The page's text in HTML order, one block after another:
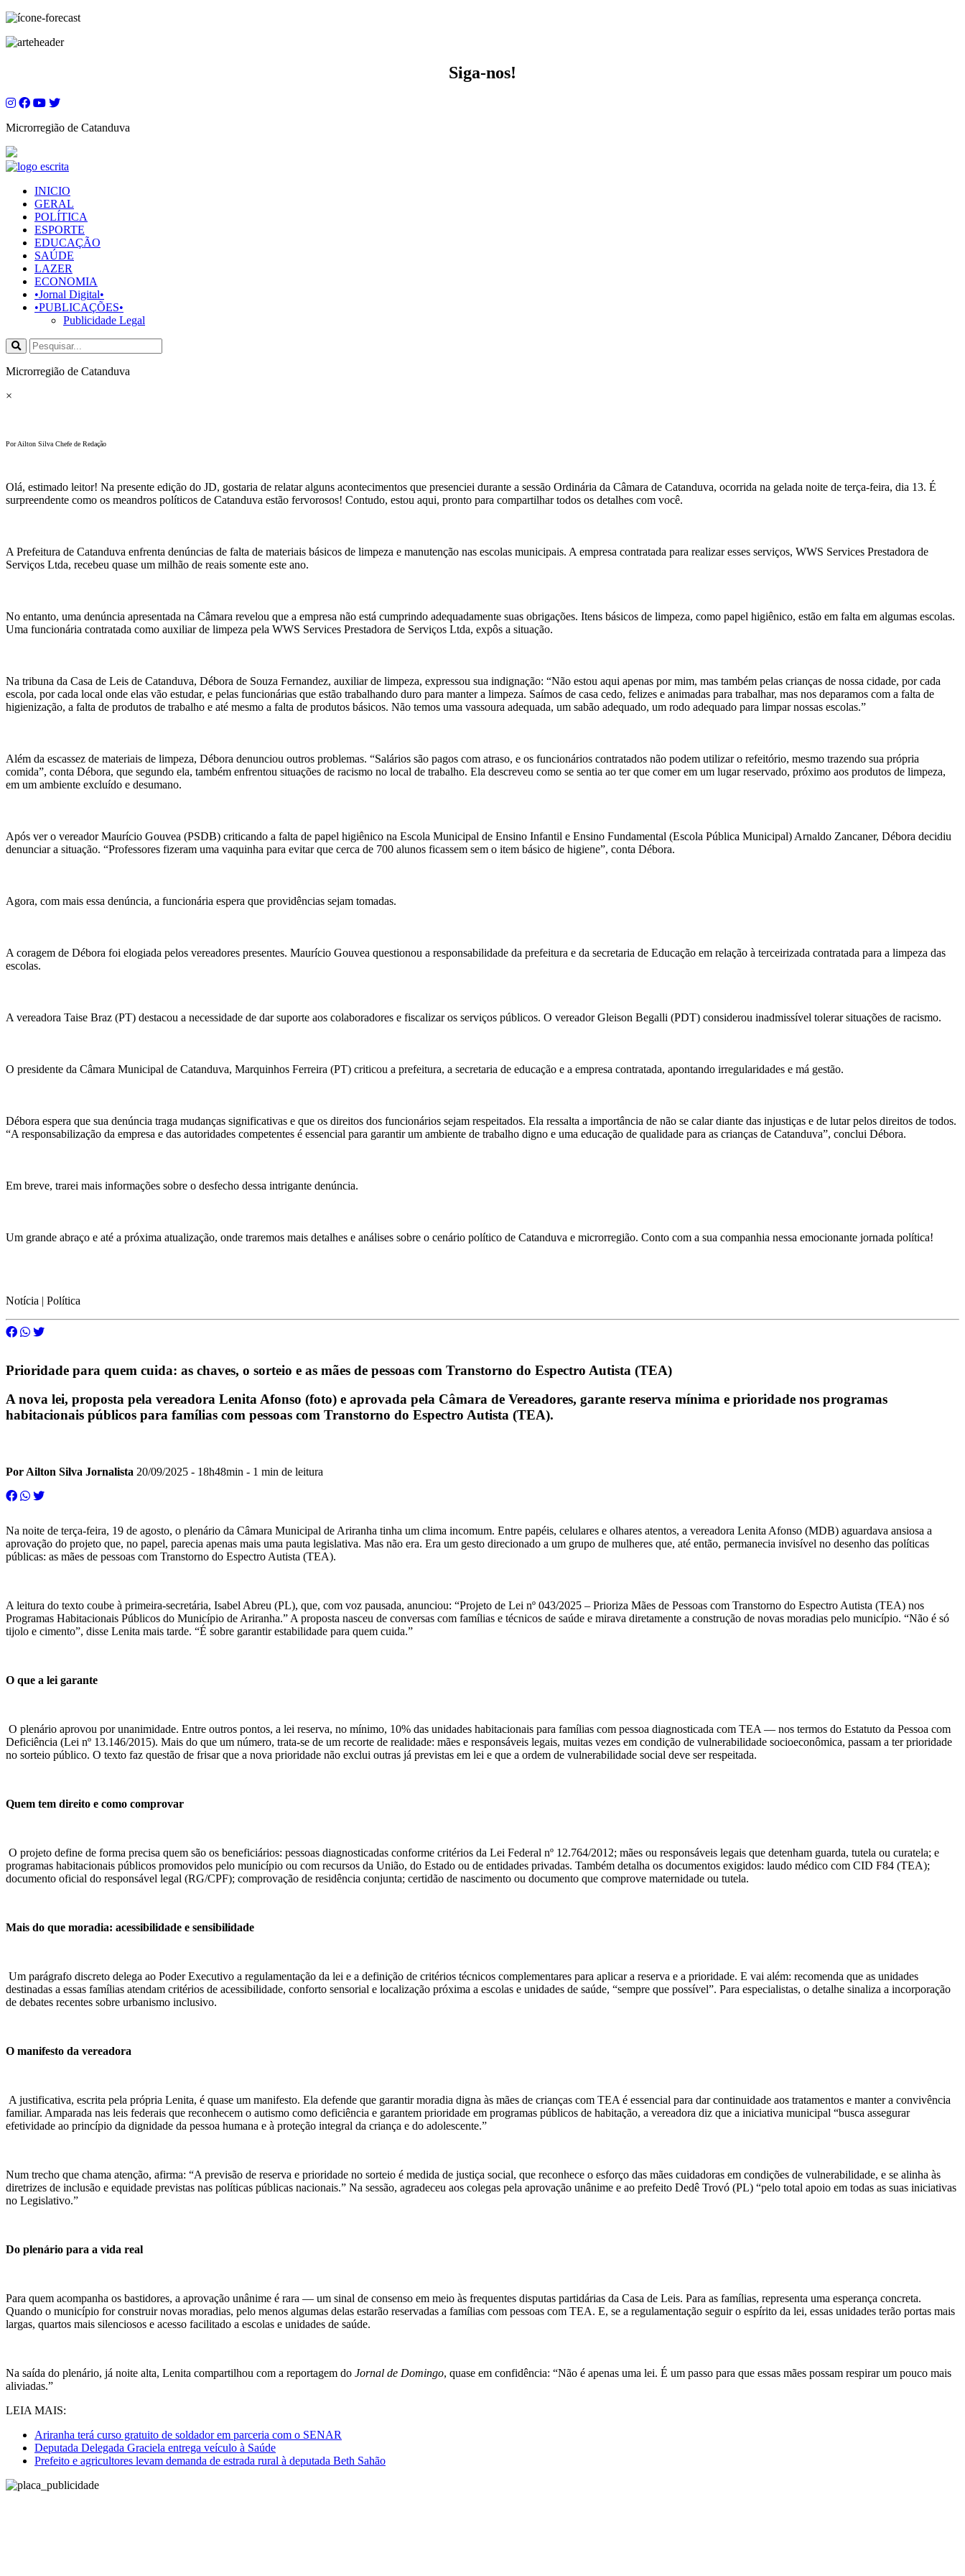
Siga-nos!
Microrregião de Catanduva
INICIO
GERAL
POLÍTICA
ESPORTE
EDUCAÇÃO
SAÚDE
LAZER
ECONOMIA
•Jornal Digital•
•PUBLICAÇÕES•
Publicidade Legal
Microrregião de Catanduva
×
Por Ailton Silva Chefe de Redação
Olá, estimado leitor! Na presente edição do JD, gostaria de relatar alguns acontecimentos que presenciei durante a sessão Ordinária da Câmara de Catanduva, ocorrida na gelada noite de terça-feira, dia 13. É
surpreendente como os meandros políticos de Catanduva estão fervorosos! Contudo, estou aqui, pronto para compartilhar todos os detalhes com você.
A Prefeitura de Catanduva enfrenta denúncias de falta de materiais básicos de limpeza e manutenção nas escolas municipais. A empresa contratada para realizar esses serviços, WWS Services Prestadora de
Serviços Ltda, recebeu quase um milhão de reais somente este ano.
No entanto, uma denúncia apresentada na Câmara revelou que a empresa não está cumprindo adequadamente suas obrigações. Itens básicos de limpeza, como papel higiênico, estão em falta em algumas escolas.
Uma funcionária contratada como auxiliar de limpeza pela WWS Services Prestadora de Serviços Ltda, expôs a situação.
Na tribuna da Casa de Leis de Catanduva, Débora de Souza Fernandez, auxiliar de limpeza, expressou sua indignação: “Não estou aqui apenas por mim, mas também pelas crianças de nossa cidade, por cada
escola, por cada local onde elas vão estudar, e pelas funcionárias que estão trabalhando duro para manter a limpeza. Saímos de casa cedo, felizes e animadas para trabalhar, mas nos deparamos com a falta de
higienização, a falta de produtos de trabalho e até mesmo a falta de produtos básicos. Não temos uma vassoura adequada, um sabão adequado, um rodo adequado para limpar nossas escolas.”
Além da escassez de materiais de limpeza, Débora denunciou outros problemas. “Salários são pagos com atraso, e os funcionários contratados não podem utilizar o refeitório, mesmo trazendo sua própria
comida”, conta Débora, que segundo ela, também enfrentou situações de racismo no local de trabalho. Ela descreveu como se sentia ao ter que comer em um lugar reservado, próximo aos produtos de limpeza,
em um ambiente excluído e desumano.
Após ver o vereador Maurício Gouvea (PSDB) criticando a falta de papel higiênico na Escola Municipal de Ensino Infantil e Ensino Fundamental (Escola Pública Municipal) Arnaldo Zancaner, Débora decidiu
denunciar a situação. “Professores fizeram uma vaquinha para evitar que cerca de 700 alunos ficassem sem o item básico de higiene”, conta Débora.
Agora, com mais essa denúncia, a funcionária espera que providências sejam tomadas.
A coragem de Débora foi elogiada pelos vereadores presentes. Maurício Gouvea questionou a responsabilidade da prefeitura e da secretaria de Educação em relação à terceirizada contratada para a limpeza das
escolas.
A vereadora Taise Braz (PT) destacou a necessidade de dar suporte aos colaboradores e fiscalizar os serviços públicos. O vereador Gleison Begalli (PDT) considerou inadmissível tolerar situações de racismo.
O presidente da Câmara Municipal de Catanduva, Marquinhos Ferreira (PT) criticou a prefeitura, a secretaria de educação e a empresa contratada, apontando irregularidades e má gestão.
Débora espera que sua denúncia traga mudanças significativas e que os direitos dos funcionários sejam respeitados. Ela ressalta a importância de não se calar diante das injustiças e de lutar pelos direitos de todos.
“A responsabilização da empresa e das autoridades competentes é essencial para garantir um ambiente de trabalho digno e uma educação de qualidade para as crianças de Catanduva”, conclui Débora.
Em breve, trarei mais informações sobre o desfecho dessa intrigante denúncia.
Um grande abraço e até a próxima atualização, onde traremos mais detalhes e análises sobre o cenário político de Catanduva e microrregião. Conto com a sua companhia nessa emocionante jornada política!
Notícia | Política
Prioridade para quem cuida: as chaves, o sorteio e as mães de pessoas com Transtorno do Espectro Autista (TEA)
A nova lei, proposta pela vereadora Lenita Afonso (foto) e aprovada pela Câmara de Vereadores, garante reserva mínima e prioridade nos programas
habitacionais públicos para famílias com pessoas com Transtorno do Espectro Autista (TEA).
Por Ailton Silva Jornalista 20/09/2025 - 18h48min - 1 min de leitura
Na noite de terça-feira, 19 de agosto, o plenário da Câmara Municipal de Ariranha tinha um clima incomum. Entre papéis, celulares e olhares atentos, a vereadora Lenita Afonso (MDB) aguardava ansiosa a
aprovação do projeto que, no papel, parecia apenas mais uma pauta legislativa. Mas não era. Era um gesto direcionado a um grupo de mulheres que, até então, permanecia invisível no desenho das políticas
públicas: as mães de pessoas com Transtorno do Espectro Autista (TEA).
A leitura do texto coube à primeira-secretária, Isabel Abreu (PL), que, com voz pausada, anunciou: “Projeto de Lei nº 043/2025 – Prioriza Mães de Pessoas com Transtorno do Espectro Autista (TEA) nos
Programas Habitacionais Públicos do Município de Ariranha.” A proposta nasceu de conversas com famílias e técnicos de saúde e mirava diretamente a construção de novas moradias pelo município. “Não é só
tijolo e cimento”, disse Lenita mais tarde. “É sobre garantir estabilidade para quem cuida.”
O que a lei garante
O plenário aprovou por unanimidade. Entre outros pontos, a lei reserva, no mínimo, 10% das unidades habitacionais para famílias com pessoa diagnosticada com TEA — nos termos do Estatuto da Pessoa com
Deficiência (Lei nº 13.146/2015). Mais do que um número, trata-se de um recorte de realidade: mães e responsáveis legais, muitas vezes em condição de vulnerabilidade socioeconômica, passam a ter prioridade
no sorteio público. O texto faz questão de frisar que a nova prioridade não exclui outras já previstas em lei e que a ordem de vulnerabilidade social deve ser respeitada.
Quem tem direito e como comprovar
O projeto define de forma precisa quem são os beneficiários: pessoas diagnosticadas conforme critérios da Lei Federal nº 12.764/2012; mães ou responsáveis legais que detenham guarda, tutela ou curatela; e
programas habitacionais públicos promovidos pelo município ou com recursos da União, do Estado ou de entidades privadas. Também detalha os documentos exigidos: laudo médico com CID F84 (TEA);
documento oficial do responsável legal (RG/CPF); comprovação de residência conjunta; certidão de nascimento ou documento que comprove maternidade ou tutela.
Mais do que moradia: acessibilidade e sensibilidade
Um parágrafo discreto delega ao Poder Executivo a regulamentação da lei e a definição de critérios técnicos complementares para aplicar a reserva e a prioridade. E vai além: recomenda que as unidades
destinadas a essas famílias atendam critérios de acessibilidade, conforto sensorial e localização próxima a escolas e unidades de saúde, “sempre que possível”. Para especialistas, o detalhe sinaliza a incorporação
de debates recentes sobre urbanismo inclusivo.
O manifesto da vereadora
A justificativa, escrita pela própria Lenita, é quase um manifesto. Ela defende que garantir moradia digna às mães de crianças com TEA é essencial para dar continuidade aos tratamentos e manter a convivência
familiar. Amparada nas leis federais que reconhecem o autismo como deficiência e garantem prioridade em programas públicos de habitação, a vereadora diz que a iniciativa municipal “busca assegurar
efetividade ao princípio da dignidade da pessoa humana e à proteção integral da criança e do adolescente.”
Num trecho que chama atenção, afirma: “A previsão de reserva e prioridade no sorteio é medida de justiça social, que reconhece o esforço das mães cuidadoras em condições de vulnerabilidade, e se alinha às
diretrizes de inclusão e equidade previstas nas políticas públicas nacionais.” Na sessão, agradeceu aos colegas pela aprovação unânime e ao prefeito Dedê Trovó (PL) “pelo total apoio em todas as suas iniciativas
no Legislativo.”
Do plenário para a vida real
Para quem acompanha os bastidores, a aprovação unânime é rara — um sinal de consenso em meio às frequentes disputas partidárias da Casa de Leis. Para as famílias, representa uma esperança concreta.
Quando o município for construir novas moradias, pelo menos algumas delas estarão reservadas a famílias com pessoas com TEA. E, se a regulamentação seguir o espírito da lei, essas unidades terão portas mais
largas, quartos mais silenciosos e acesso facilitado a escolas e unidades de saúde.
Na saída do plenário, já noite alta, Lenita compartilhou com a reportagem do Jornal de Domingo, quase em confidência: “Não é apenas uma lei. É um passo para que essas mães possam respirar um pouco mais
aliviadas.”
LEIA MAIS:
Ariranha terá curso gratuito de soldador em parceria com o SENAR
Deputada Delegada Graciela entrega veículo à Saúde
Prefeito e agricultores levam demanda de estrada rural à deputada Beth Sahão